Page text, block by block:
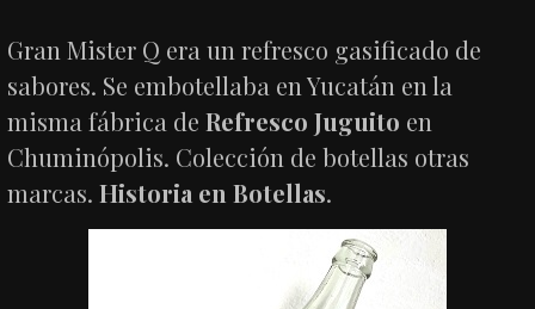
Gran Mister Q era un refresco gasificado de
sabores. Se embotellaba en Yucatán en la
misma fábrica deRefresco Juguito en
Chuminópolis. Colección de botellas otras
marcas.Historia en Botellas.